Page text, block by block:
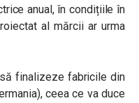
anual, în condițiile în
al mărcii ar urma
finalizeze fabricile din
ceea ce va duce